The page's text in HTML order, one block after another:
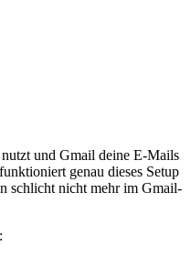
und Gmail deine E-Mails
genau dieses Setup
schlicht nicht mehr im Gmail-